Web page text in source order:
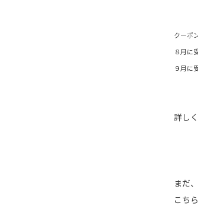
クーポ
８月に
９月に
詳し
まだ
こちら